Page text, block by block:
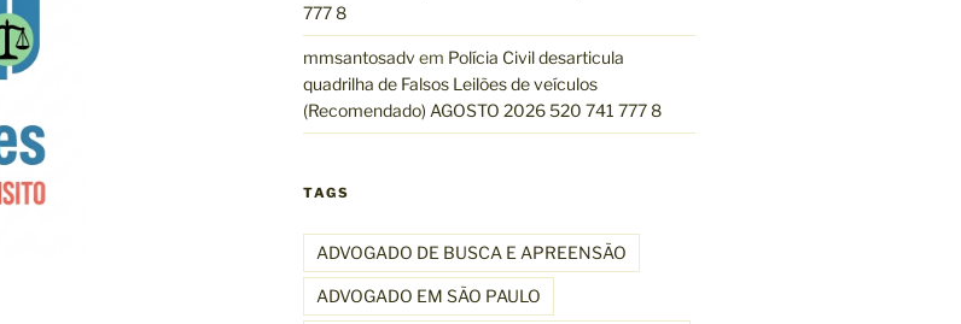
777 8
mmsantosadv em Polícia Civil desarticula
quadrilha de Falsos Leilões de veículos
(Recomendado) AGOSTO 2026 520 741 777 8
TAGS
ADVOGADO DE BUSCA E APREENSÃO
ADVOGADO EM SÃO PAULO